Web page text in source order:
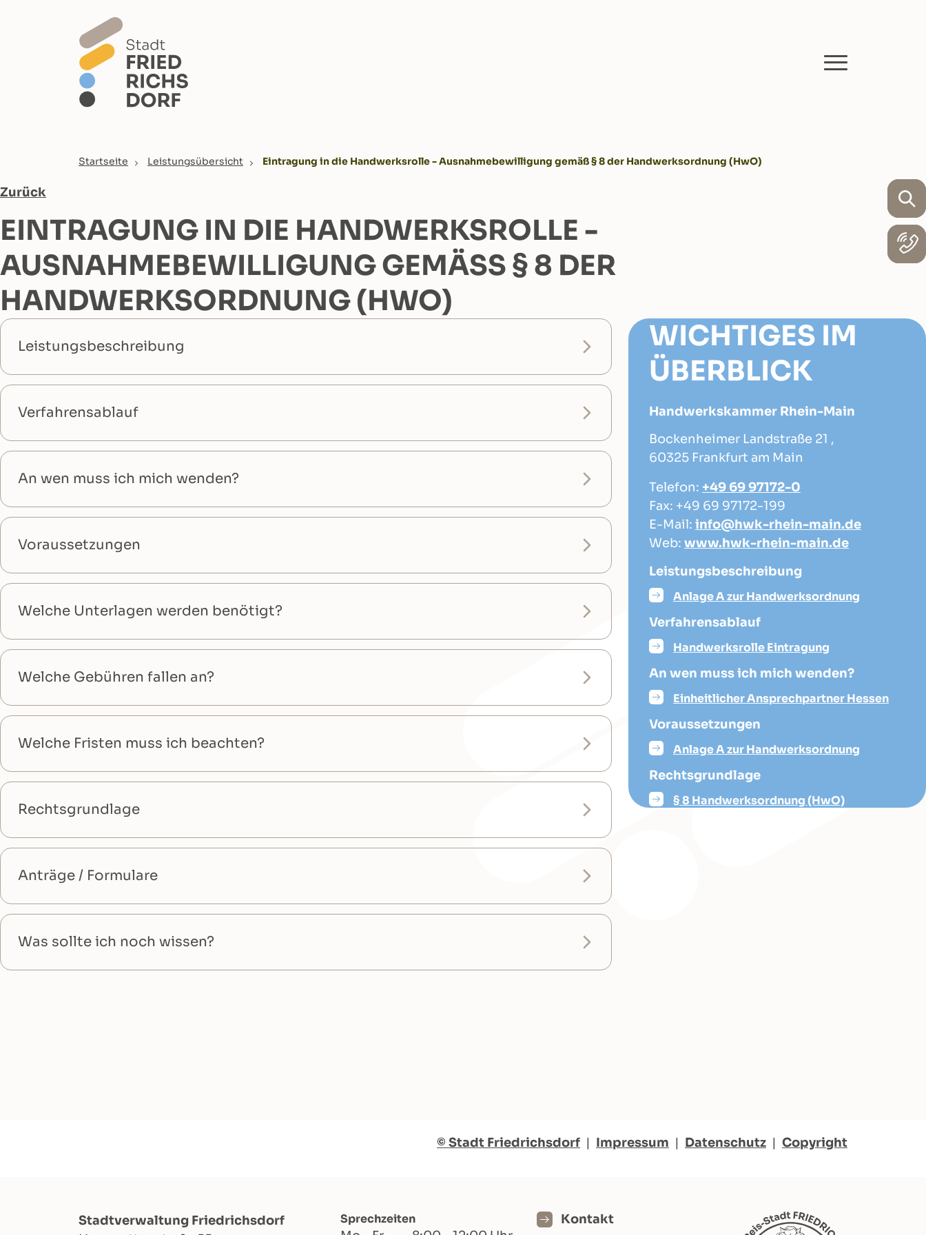
You are here:
Startseite Leistungsübersicht Eintragung in die Handwerksrolle - Ausnahmebewilligung gemäß § 8 der Handwerksordnung (HwO)
Zurück
EINTRAGUNG IN DIE HANDWERKSROLLE -
AUSNAHMEBEWILLIGUNG GEMÄSS § 8 DER H
ANDWERKSORDNUNG (HWO)
Leistungsbeschreibung
Verfahrensablauf
An wen muss ich mich wenden?
Voraussetzungen
Welche Unterlagen werden benötigt?
Welche Gebühren fallen an?
Welche Fristen muss ich beachten?
Rechtsgrundlage
Anträge / Formulare
Was sollte ich noch wissen?
WICHTIGES IM
ÜBERBLICK
Handwerkskammer Rhein-Main
Bockenheimer Landstraße 21 ,
60325 Frankfurt am Main
Telefon: +49 69 97172-0
Fax: +49 69 97172-199
E-Mail: info@hwk-rhein-main.de
Web: www.hwk-rhein-main.de
Leistungsbeschreibung
Anlage A zur Handwerksordnung
Verfahrensablauf
Handwerksrolle Eintragung
An wen muss ich mich wenden?
Einheitlicher Ansprechpartner Hessen
Voraussetzungen
Anlage A zur Handwerksordnung
Rechtsgrundlage
§ 8 Handwerksordnung (HwO)
© Stadt Friedrichsdorf | Impressum | Datenschutz | Copyright
Stadtverwaltung Friedrichsdorf
Sprechzeiten Kontakt